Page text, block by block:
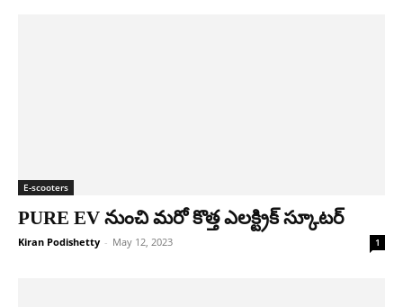
E-scooters
PURE EV నుంచి మరో కొత్త ఎలక్ట్రిక్ స్కూటర్
Kiran Podishetty - May 12, 2023 1